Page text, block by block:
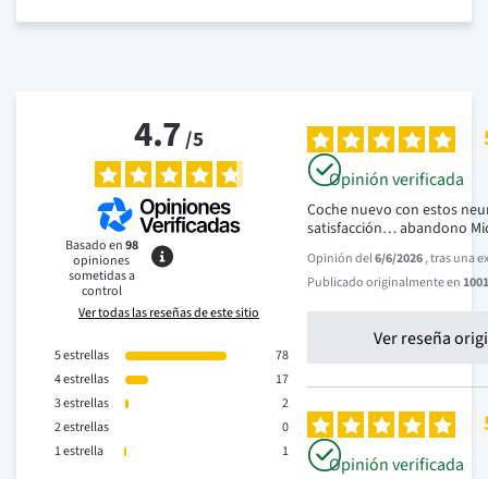
4.7/5
Basado en98
opiniones
sometidas a
control
Ver todas las reseñas de este sitio
5estrellas
78
4estrellas
17
3estrellas
2
2estrellas
0
1estrella 1
Opinión verificada
Coche nuevo con estos
satisfacción… abandono
Opinión del6/6/2026, tras una
Publicado originalmente en
Ver reseña
Opinión verificada